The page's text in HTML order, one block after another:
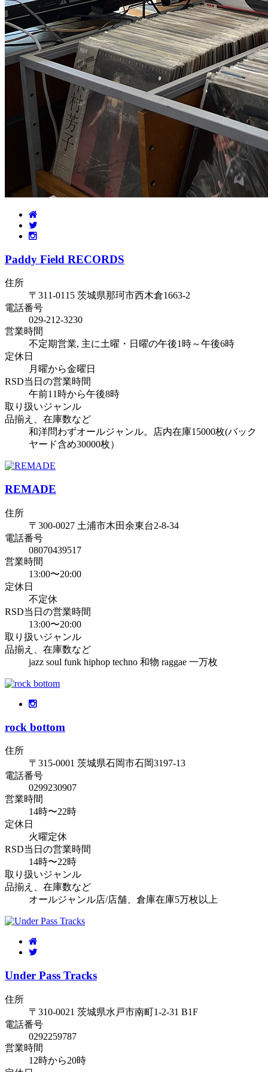
Paddy Field RECORDS
住所
〒311-0115 茨城県那珂市西木倉1663-2
電話番号
029-212-3230
営業時間
不定期営業, 主に土曜・日曜の午後1時～午後6時
定休日
月曜から金曜日
RSD当日の営業時間
午前11時から午後8時
取り扱いジャンル
品揃え、在庫数など
和洋問わずオールジャンル。店内在庫15000枚(バック
ヤード含め30000枚）
REMADE
住所
〒300-0027 土浦市木田余東台2-8-34
電話番号
08070439517
営業時間
13:00〜20:00
定休日
不定休
RSD当日の営業時間
13:00〜20:00
取り扱いジャンル
品揃え、在庫数など
jazz soul funk hiphop techno 和物 raggae 一万枚
rock bottom
住所
〒315-0001 茨城県石岡市石岡3197-13
電話番号
0299230907
営業時間
14時〜22時
定休日
火曜定休
RSD当日の営業時間
14時〜22時
取り扱いジャンル
品揃え、在庫数など
オールジャンル店/店舗、倉庫在庫5万枚以上
Under Pass Tracks
住所
〒310-0021 茨城県水戸市南町1-2-31 B1F
電話番号
0292259787
営業時間
12時から20時